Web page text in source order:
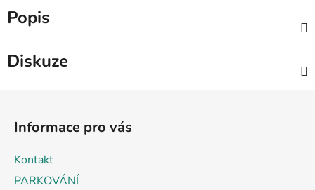
Popis
Diskuze
Informace pro vás
Kontakt
PARKOVÁNÍ